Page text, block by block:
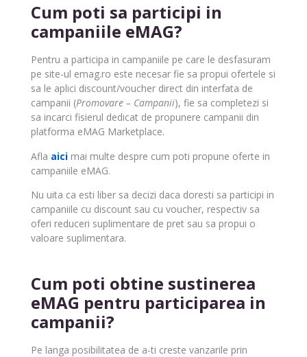
Cum poti sa participi in
campaniile eMAG?
Pentru a participa in campaniile pe care le desfasuram
pe site-ul emag.ro este necesar fie sa propui ofertele si
sa le aplici discount/voucher direct din interfata de
campanii (Promovare – Campanii), fie sa completezi si
sa incarci fisierul dedicat de propunere campanii din
platforma eMAG Marketplace.
Afla aici mai multe despre cum poti propune oferte in
campaniile eMAG.
Nu uita ca esti liber sa decizi daca doresti sa participi in
campaniile cu discount sau cu voucher, respectiv sa
oferi reduceri suplimentare de pret sau sa propui o
valoare suplimentara.
Cum poti obtine sustinerea
eMAG pentru participarea in
campanii?
Pe langa posibilitatea de a-ti creste vanzarile prin